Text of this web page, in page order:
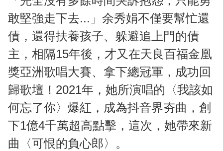
敢堅強走下去...」余秀娟不僅要幫忙還
債，還得扶養孩子、躲避追上門的債
主，相隔15年後，才又在天良百福金凰
獎亞洲歌唱大賽、拿下總冠軍，成功回
歸歌壇！2021年，她所演唱的〈我該如
何忘了你〉爆紅，成為抖音界夯曲，創
下1億4千萬超高點擊，這次，她帶來新
曲〈可恨的負心郎〉。